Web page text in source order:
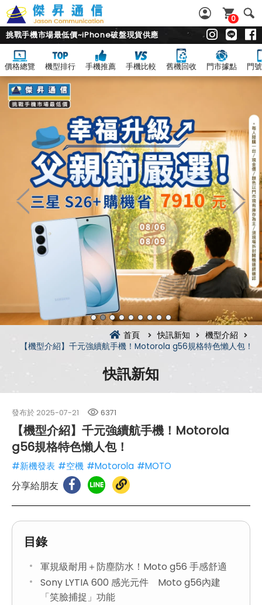
0
挑戰手機市場最低價~iPhone破盤現貨供應
價格總覽 機型排行 手機推薦 手機比較 舊機回收 門市據點 門
首頁 快訊新知
機型介紹
【機型介紹】千元強續航手機！Motorola g56規格特色懶人包！
快訊新知
發布於 2025-07-21 6371
【機型介紹】千元強續航手機！Motorola
g56規格特色懶人包！
#新機發表 #空機 #Motorola #MOTO
分享給朋友
目錄
軍規級耐用＋防塵防水！Moto g56 手感舒適
Sony LYTIA 600 感光元件 Moto g56內建
「笑臉捕捉」功能